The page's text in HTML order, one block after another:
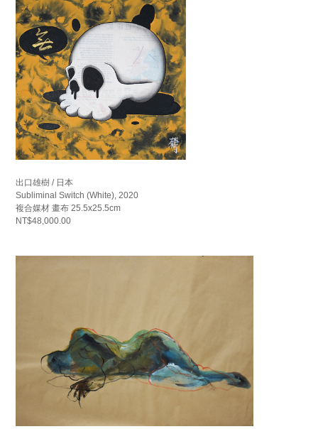
出口雄樹 / 日本
Subliminal Switch (White), 2020
複合媒材 畫布 25.5x25.5cm
NT$48,000.00